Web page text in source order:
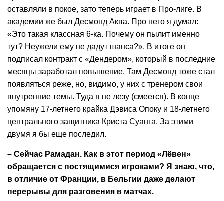
оставляли в покое, зато теперь играет в Про-лиге. В
академии же был Десмонд Аква. Про него я думал:
«Это такая классная 6-ка. Почему он пылит именно
тут? Неужели ему не дадут шанса?». В итоге он
подписал контракт с «Дендером», который в последние
месяцы заработал повышение. Там Десмонд тоже стал
появляться реже, но, видимо, у них с тренером свои
внутренние темы. Туда я не лезу (смеется). В конце
упомяну 17-летнего крайка Дэвиса Опоку и 18-летнего
центрального защитника Криста Суанга. За этими
двумя я бы еще последил.
– Сейчас Рамадан. Как в этот период «Лёвен»
обращается с постящимися игроками? Я знаю, что,
в отличие от Франции, в Бельгии даже делают
перерывы для разговения в матчах.